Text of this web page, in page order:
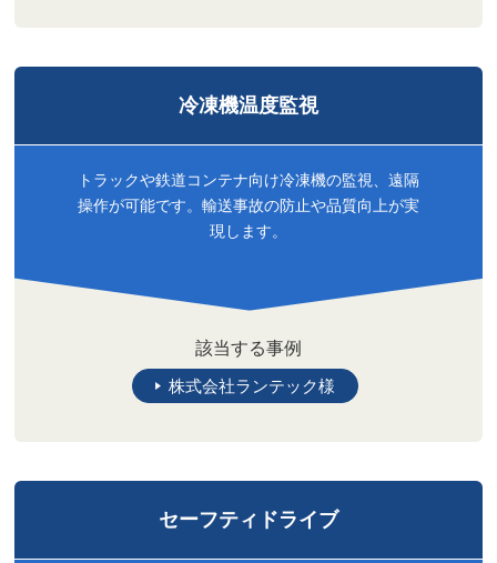
冷凍機温度監視
トラックや鉄道コンテナ向け冷凍機の監視、遠隔
操作が可能です。輸送事故の防止や品質向上が実
現します。
該当する事例
株式会社ランテック様
セーフティドライブ